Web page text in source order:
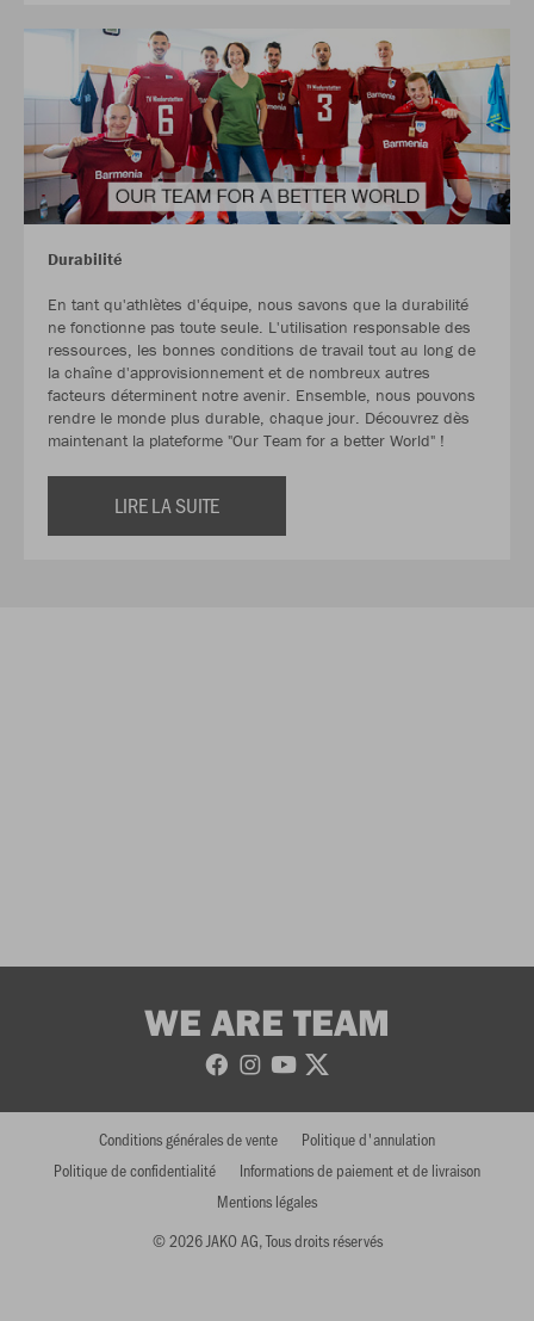
Durabilité
En tant qu'athlètes d'équipe, nous savons que la durabilité
ne fonctionne pas toute seule. L'utilisation responsable des
ressources, les bonnes conditions de travail tout au long de
la chaîne d'approvisionnement et de nombreux autres
facteurs déterminent notre avenir. Ensemble, nous pouvons
rendre le monde plus durable, chaque jour. Découvrez dès
maintenant la plateforme "Our Team for a better World" !
LIRE LA SUITE
WE ARE TEAM
© 2026 JAKO AG, Tous droits réservés
Conditions générales de vente
Politique d'annulation
Politique de confidentialité
Informations de paiement et de livraison
Mentions légales